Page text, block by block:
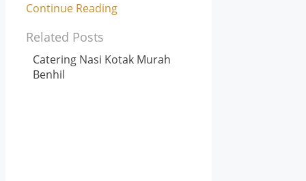
Continue Reading
Related Posts
Catering Nasi Kotak Murah
Benhil